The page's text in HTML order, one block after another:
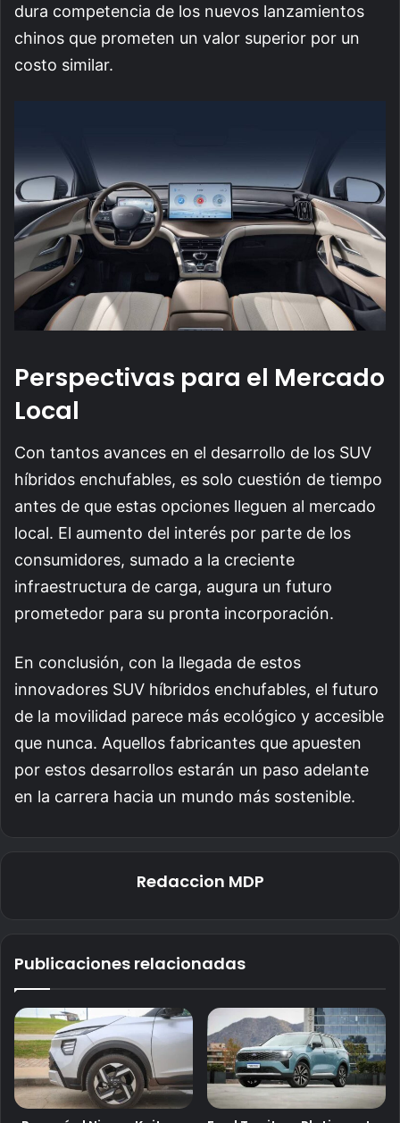
dura competencia de los nuevos lanzamientos
chinos que prometen un valor superior por un
costo similar.
Perspectivas para el Mercado
Local
Con tantos avances en el desarrollo de los SUV
híbridos enchufables, es solo cuestión de tiempo
antes de que estas opciones lleguen al mercado
local. El aumento del interés por parte de los
consumidores, sumado a la creciente
infraestructura de carga, augura un futuro
prometedor para su pronta incorporación.
En conclusión, con la llegada de estos
innovadores SUV híbridos enchufables, el futuro
de la movilidad parece más ecológico y accesible
que nunca. Aquellos fabricantes que apuesten
por estos desarrollos estarán un paso adelante
en la carrera hacia un mundo más sostenible.
Redaccion MDP
Publicaciones relacionadas